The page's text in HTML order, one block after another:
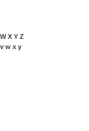
W X Y Z
v w x y